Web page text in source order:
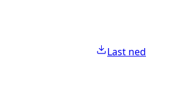
Last ned